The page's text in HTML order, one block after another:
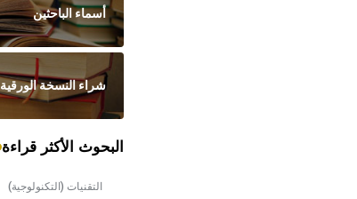
أسماء الباحثين
شراء النسخة الورقية
البحوث الأكثر قراءة
التقنيات (التكنولوجية)